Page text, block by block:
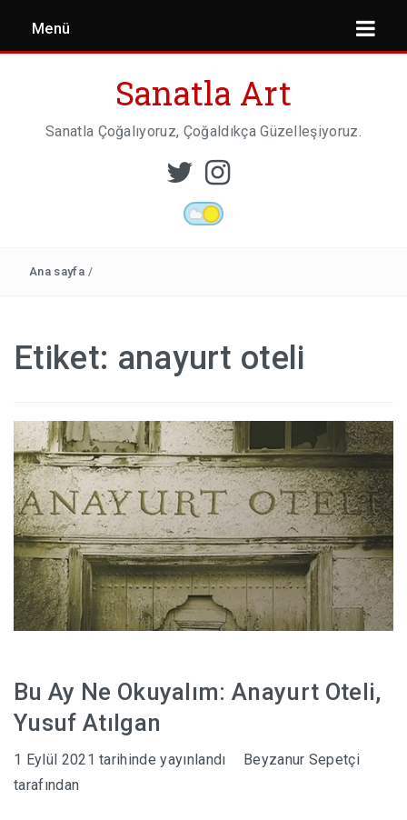
Menü
HABERLER
Sanatla Art
Sanatla Çoğalıyoruz, Çoğaldıkça Güzelleşiyoruz.
Ana sayfa /
Etiket: anayurt oteli
Bu Ay Ne Okuyalım: Anayurt Oteli,
Yusuf Atılgan
1 Eylül 2021 tarihinde yayınlandı
Beyzanur Sepetçi
tarafından